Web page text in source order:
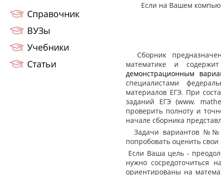
Справочник
ВУЗы
Учебники
Статьи
Если на Вашем
Сборник
математике и
демонстрационным
специалистами
материалов ЕГЭ. При
заданий ЕГЭ (www.
проверить полноту и
начале сборника
Задачи вариантов №№
попробовать оценить
Если Ваша цель -
нужно сосредоточиться
ориентированы на